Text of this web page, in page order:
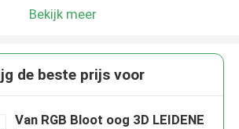
Bekijk meer
de beste prijs voor
Van RGB Bloot oog 3D LEIDENE